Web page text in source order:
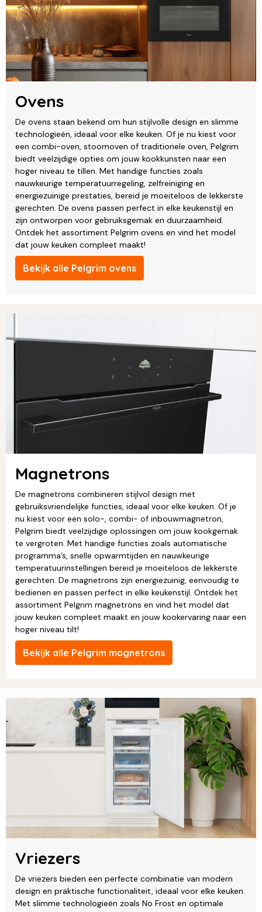
Ovens
De ovens staan bekend om hun stijlvolle design en slimme
technologieën, ideaal voor elke keuken. Of je nu kiest voor
een combi-oven, stoomoven of traditionele oven, Pelgrim
biedt veelzijdige opties om jouw kookkunsten naar een
hoger niveau te tillen. Met handige functies zoals
nauwkeurige temperatuurregeling, zelfreiniging en
energiezuinige prestaties, bereid je moeiteloos de lekkerste
gerechten. De ovens passen perfect in elke keukenstijl en
zijn ontworpen voor gebruiksgemak en duurzaamheid.
Ontdek het assortiment Pelgrim ovens en vind het model
dat jouw keuken compleet maakt!
Bekijk alle Pelgrim ovens
Magnetrons
De magnetrons combineren stijlvol design met
gebruiksvriendelijke functies, ideaal voor elke keuken. Of je
nu kiest voor een solo-, combi- of inbouwmagnetron,
Pelgrim biedt veelzijdige oplossingen om jouw kookgemak
te vergroten. Met handige functies zoals automatische
programma’s, snelle opwarmtijden en nauwkeurige
temperatuurinstellingen bereid je moeiteloos de lekkerste
gerechten. De magnetrons zijn energiezuinig, eenvoudig te
bedienen en passen perfect in elke keukenstijl. Ontdek het
assortiment Pelgrim magnetrons en vind het model dat
jouw keuken compleet maakt en jouw kookervaring naar een
hoger niveau tilt!
Bekijk alle Pelgrim magnetrons
Vriezers
De vriezers bieden een perfecte combinatie van modern
design en praktische functionaliteit, ideaal voor elke keuken.
Met slimme technologieën zoals No Frost en optimale